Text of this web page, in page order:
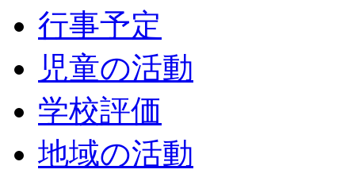
行事予定
児童の活動
学校評価
地域の活動